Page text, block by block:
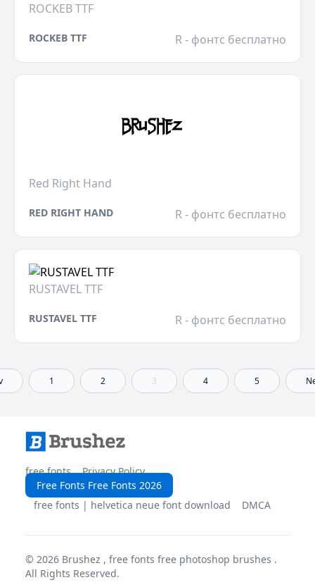
ROCKEB TTF
ROCKEB TTF R - фонтс бесплатно
Red Right Hand
RED RIGHT HAND R - фонтс бесплатно
RUSTAVEL TTF
RUSTAVEL TTF R - фонтс бесплатно
1 2 3 4 5
free fonts
Privacy Policy
Free Fonts Free Fonts 2026
free fonts | helvetica neue font download
DMCA
© 2026 Brushez , free fonts free photoshop brushes .
All Rights Reserved.